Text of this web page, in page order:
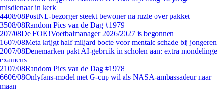
misdienaar in kerk
4408/08PostNL-bezorger steekt bewoner na ruzie over pakket
3508/08Random Pics van de Dag #1979
207/08De FOK!Voetbalmanager 2026/2027 is begonnen
1607/08Meta krijgt half miljard boete voor mentale schade bij jongeren
2007/08Denemarken pakt AI-gebruik in scholen aan: extra mondelinge
examens
2107/08Random Pics van de Dag #1978
6606/08Onlyfans-model met G-cup wil als NASA-ambassadeur naar
maan